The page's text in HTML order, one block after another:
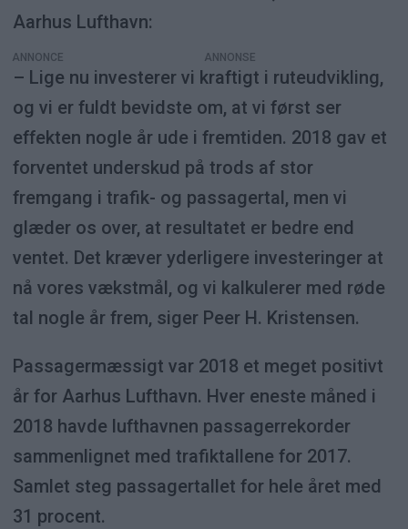
Aarhus Lufthavn:
ANNONCE
– Lige nu investerer vi kraftigt i ruteudvikling,
og vi er fuldt bevidste om, at vi først ser
effekten nogle år ude i fremtiden. 2018 gav et
forventet underskud på trods af stor
fremgang i trafik- og passagertal, men vi
glæder os over, at resultatet er bedre end
ventet. Det kræver yderligere investeringer at
nå vores vækstmål, og vi kalkulerer med røde
tal nogle år frem, siger Peer H. Kristensen.
Passagermæssigt var 2018 et meget positivt
år for Aarhus Lufthavn. Hver eneste måned i
2018 havde lufthavnen passagerrekorder
sammenlignet med trafiktallene for 2017.
Samlet steg passagertallet for hele året med
31 procent.